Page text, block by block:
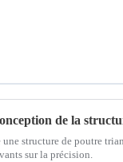
structure de poutre
sur la précision.